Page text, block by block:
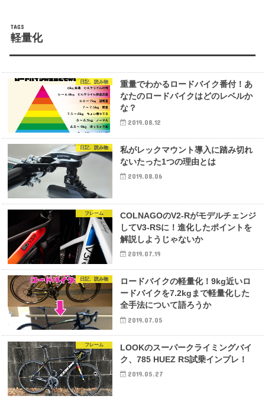
軽量化
日記、読み物
重量でわかるロードバイク番付！あ
なたのロードバイクはどのレベルか
な？
2019.08.12
日記、読み物
私がレックマウント導入に踏み切れ
ないたった1つの理由とは
2019.08.06
フレーム
COLNAGOのV2-Rがモデルチェンジ
してV3-RSに！進化したポイントを
解説しようじゃないか
2019.07.19
日記、読み物
ロードバイクの軽量化！9kg近いロ
ードバイクを7.2kgまで軽量化した
全手法について語ろうか
2019.07.05
フレーム
LOOKのスーパークライミングバイ
ク、785 HUEZ RS試乗インプレ！
2019.05.27